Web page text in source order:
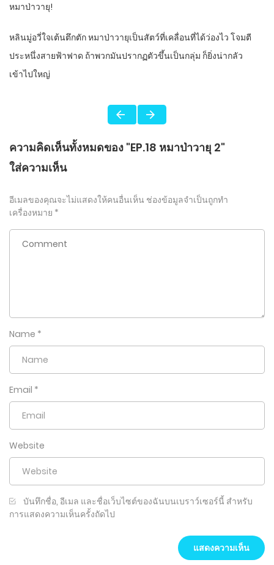
หมาป่าวายุ!
หลินมู่อวี่ใจเต้นตึกตัก หมาป่าวายุเป็นสัตว์ที่เคลื่อนที่ได้ว่องไว โจมตี
ประหนึ่งสายฟ้าฟาด ถ้าพวกมันปรากฏตัวขึ้นเป็นกลุ่ม ก็ยิ่งน่ากลัว
เข้าไปใหญ่
ความคิดเห็นทั้งหมดของ "EP.18 หมาป่าวายุ 2"
ใส่ความเห็น
อีเมลของคุณจะไม่แสดงให้คนอื่นเห็น ช่องข้อมูลจำเป็นถูกทำ
เครื่องหมาย *
Name *
Email *
Website
บันทึกชื่อ, อีเมล และชื่อเว็บไซต์ของฉันบนเบราว์เซอร์นี้ สำหรับ
การแสดงความเห็นครั้งถัดไป